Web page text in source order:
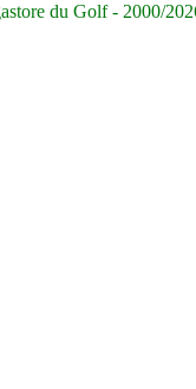
du Golf - 2000/